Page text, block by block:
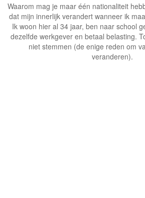
Waarom mag je maar één nationaliteit
dat mijn innerlijk verandert wanneer ik
Ik woon hier al 34 jaar, ben naar school
dezelfde werkgever en betaal belasting.
niet stemmen (de enige reden om
veranderen).